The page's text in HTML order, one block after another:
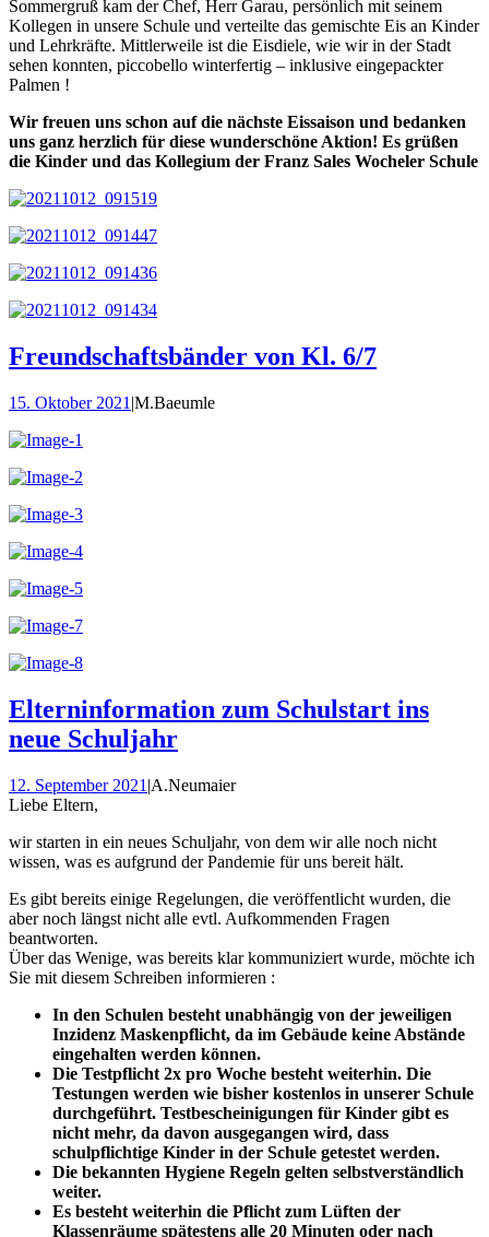
Sommergruß kam der Chef, Herr Garau, persönlich mit seinem
Kollegen in unsere Schule und verteilte das gemischte Eis an Kinder
und Lehrkräfte. Mittlerweile ist die Eisdiele, wie wir in der Stadt
sehen konnten, piccobello winterfertig – inklusive eingepackter
Palmen !
Wir freuen uns schon auf die nächste Eissaison und bedanken
uns ganz herzlich für diese wunderschöne Aktion! Es grüßen
die Kinder und das Kollegium der Franz Sales Wocheler Schule
Freundschaftsbänder von Kl. 6/7
15. Oktober 2021 |M.Baeumle
Elterninformation zum Schulstart ins
neue Schuljahr
12. September 2021 |A.Neumaier
Liebe Eltern,
wir starten in ein neues Schuljahr, von dem wir alle noch nicht
wissen, was es aufgrund der Pandemie für uns bereit hält.
Es gibt bereits einige Regelungen, die veröffentlicht wurden, die
aber noch längst nicht alle evtl. Aufkommenden Fragen
beantworten.
Über das Wenige, was bereits klar kommuniziert wurde, möchte ich
Sie mit diesem Schreiben informieren :
In den Schulen besteht unabhängig von der jeweiligen
Inzidenz Maskenpflicht, da im Gebäude keine Abstände
eingehalten werden können.
Die Testpflicht 2x pro Woche besteht weiterhin. Die
Testungen werden wie bisher kostenlos in unserer Schule
durchgeführt. Testbescheinigungen für Kinder gibt es
nicht mehr, da davon ausgegangen wird, dass
schulpflichtige Kinder in der Schule getestet werden.
Die bekannten Hygiene Regeln gelten selbstverständlich
weiter.
Es besteht weiterhin die Pflicht zum Lüften der
Klassenräume spätestens alle 20 Minuten oder nach